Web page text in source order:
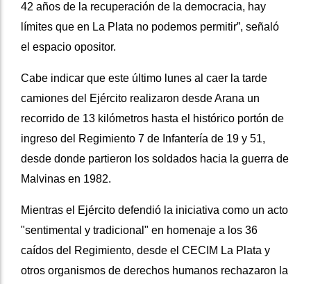
42 años de la recuperación de la democracia, hay
límites que en La Plata no podemos permitir”, señaló
el espacio opositor.
Cabe indicar que este último lunes al caer la tarde
camiones del Ejército realizaron desde Arana un
recorrido de 13 kilómetros hasta el histórico portón de
ingreso del Regimiento 7 de Infantería de 19 y 51,
desde donde partieron los soldados hacia la guerra de
Malvinas en 1982.
Mientras el Ejército defendió la iniciativa como un acto
"sentimental y tradicional" en homenaje a los 36
caídos del Regimiento, desde el CECIM La Plata y
otros organismos de derechos humanos rechazaron la